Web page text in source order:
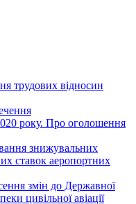
трудових відносин
року. Про оголошення
знижувальних
ставок аеропортних
змін до Державної
цивільної авіації